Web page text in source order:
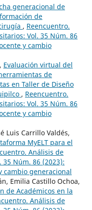
generacional de
de
, Reencuentro.
Vol. 35 Núm. 86
y cambio
Evaluación virtual del
de
en Taller de Diseño
, Reencuentro.
Vol. 35 Núm. 86
y cambio
Luis Carrillo Valdés,
MyELT para el
Análisis de
Núm. 86 (2023):
cambio generacional
Emilia Castillo Ochoa,
de Académicos en la
Análisis de